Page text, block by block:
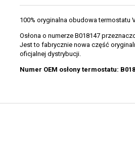
100% oryginalna obudowa termostatu
Osłona o numerze B018147
Jest to fabrycznie nowa część
oficjalnej dystrybucji.
Numer OEM osłony termostatu: